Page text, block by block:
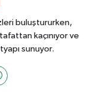
buluştururken,
kaçınıyor ve
sunuyor.